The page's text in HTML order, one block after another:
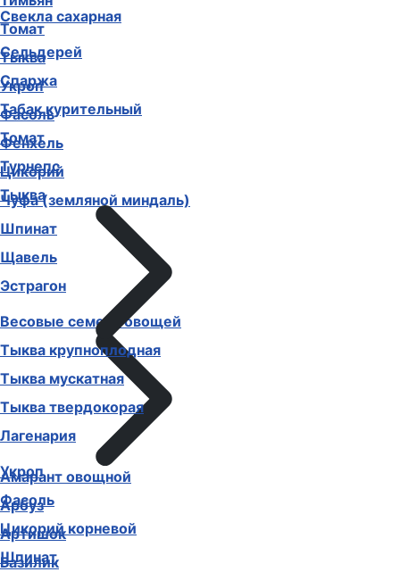
Томат
Тыква
Укроп
Фасоль
Фенхель
Цикорий
Чуфа (земляной миндаль)
Шпинат
Щавель
Эстрагон
Весовые семена овощей
Амарант овощной
Арбуз
Артишок
Базилик
Свекла сахарная
Сельдерей
Спаржа
Табак курительный
Томат
Турнепс
Тыква
Тыква крупноплодная
Тыква мускатная
Тыква твердокорая
Лагенария
Укроп
Фасоль
Цикорий корневой
Шпинат